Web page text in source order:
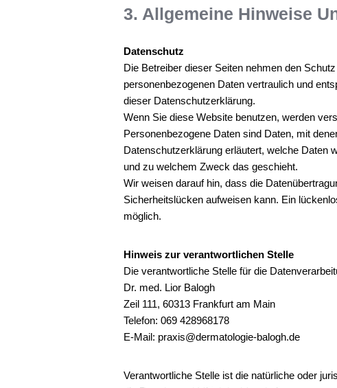
3. Allgemeine Hinweise
Datenschutz
Die Betreiber dieser Seiten nehmen den
personenbezogenen Daten vertraulich und
dieser Datenschutzerklärung.
Wenn Sie diese Website benutzen, werden
Personenbezogene Daten sind Daten, mit
Datenschutzerklärung erläutert, welche Daten
und zu welchem Zweck das geschieht.
Wir weisen darauf hin, dass die
Sicherheitslücken aufweisen kann. Ein
möglich.
Hinweis zur verantwortlichen Stelle
Die verantwortliche Stelle für die
Dr. med. Lior Balogh
Zeil 111, 60313 Frankfurt am Main
Telefon: 069 428968178
E-Mail: praxis@dermatologie-balogh.de
Verantwortliche Stelle ist die natürliche oder